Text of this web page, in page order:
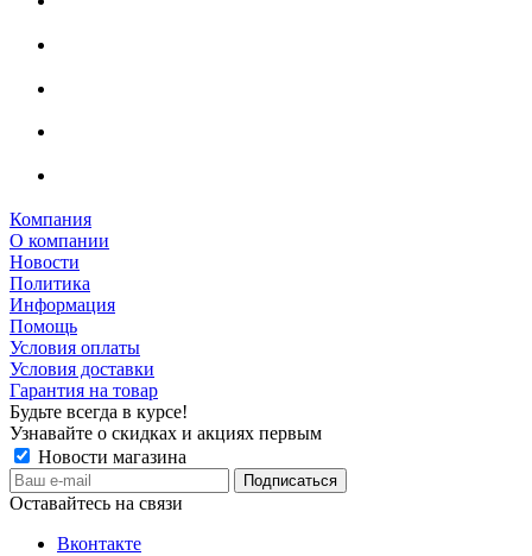
Компания
О компании
Новости
Политика
Информация
Помощь
Условия оплаты
Условия доставки
Гарантия на товар
Будьте всегда в курсе!
Узнавайте о скидках и акциях первым
Новости магазина
Оставайтесь на связи
Вконтакте